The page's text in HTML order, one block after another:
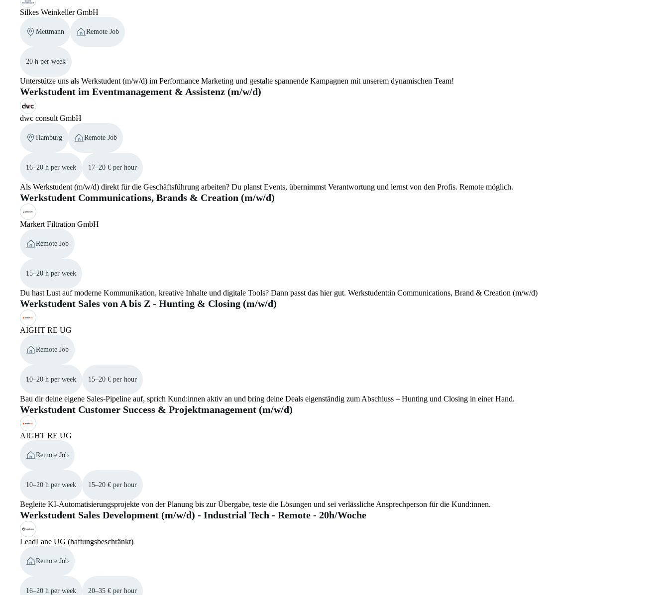
Silkes Weinkeller GmbH
Mettmann Remote Job
20 h per week
Unterstütze uns als Werkstudent (m/w/d) im Performance Marketing und gestalte spannende Kampagnen mit unserem dynamischen Team!
Werkstudent im Eventmanagement & Assistenz (m/w/d)
dwc consult GmbH
Hamburg Remote Job
16–20 h per week 17–20 € per hour
Als Werkstudent (m/w/d) direkt für die Geschäftsführung arbeiten? Du planst Events, übernimmst Verantwortung und lernst von den Profis. Remote möglich.
Werkstudent Communications, Brands & Creation (m/w/d)
Markert Filtration GmbH
Remote Job
15–20 h per week
Du hast Lust auf moderne Kommunikation, kreative Inhalte und digitale Tools? Dann passt das hier gut. Werkstudent:in Communications, Brand & Creation (m/w/d)
Werkstudent Sales von A bis Z - Hunting & Closing (m/w/d)
AIGHT RE UG
Remote Job
10–20 h per week 15–20 € per hour
Bau dir deine eigene Sales-Pipeline auf, sprich Kund:innen aktiv an und bring deine Deals eigenständig zum Abschluss – Hunting und Closing in einer Hand.
Werkstudent Customer Success & Projektmanagement (m/w/d)
AIGHT RE UG
Remote Job
10–20 h per week 15–20 € per hour
Begleite KI-Automatisierungsprojekte von der Planung bis zur Übergabe, teste die Lösungen und sei verlässliche Ansprechperson für die Kund:innen.
Werkstudent Sales Development (m/w/d) - Industrial Tech - Remote - 20h/Woche
LeadLane UG (haftungsbeschränkt)
Remote Job
16–20 h per week 20–35 € per hour